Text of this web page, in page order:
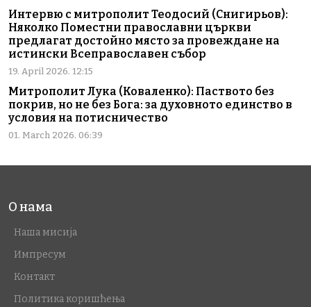
Интервю с митрополит Теодосий (Снигирьов):
Няколко Поместни православни църкви
предлагат достойно място за провеждане на
истински Всеправославен събор
19. April 2026. 12:15
Митрополит Лука (Коваленко): Паството без
покрив, но не без Бога: за духовното единство в
условия на потисничество
01. March 2026. 06:39
О нама
Наша мисија
Импресум
Контакт
Политика коришћења